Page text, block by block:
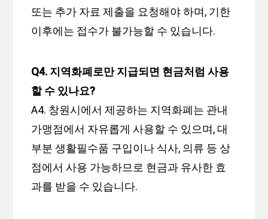
또는 추가 자료 제출을 요청해야 하며, 기한
이후에는 접수가 불가능할 수 있습니다.
Q4. 지역화폐로만 지급되면 현금처럼 사용
할 수 있나요?
A4. 창원시에서 제공하는 지역화폐는 관내
가맹점에서 자유롭게 사용할 수 있으며, 대
부분 생활필수품 구입이나 식사, 의류 등 상
점에서 사용 가능하므로 현금과 유사한 효
과를 받을 수 있습니다.